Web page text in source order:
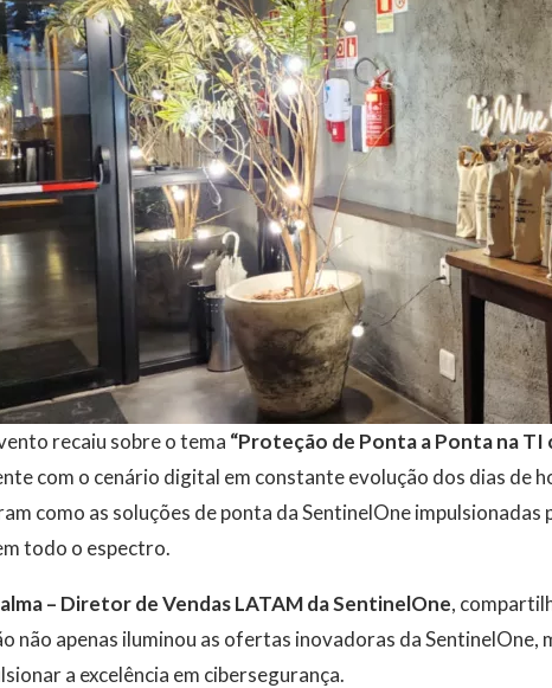
recaiu sobre o tema “Proteção de Ponta a Ponta na
com o cenário digital em constante evolução dos dias de
como as soluções de ponta da SentinelOne
todo o espectro.
– Diretor de Vendas LATAM da SentinelOne,
não apenas iluminou as ofertas inovadoras da
a excelência em cibersegurança.